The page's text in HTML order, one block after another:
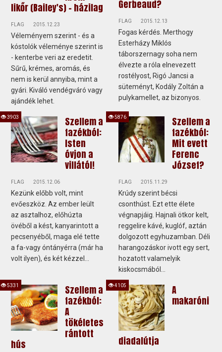
likőr (Bailey's) - házilag
FLAG 2015.12.23
Véleményem szerint - és a
kóstolók véleménye szerint is
- kenterbe veri az eredetit.
Sűrű, krémes, aromás, és
nem is kerül annyiba, mint a
gyári. Kiváló vendégváró vagy
ajándék lehet.
Gerbeaud?
FLAG 2015.12.13
Fogas kérdés. Merthogy
Esterházy Miklós
táborszernagy soha nem
élvezte a róla elnevezett
rostélyost, Rigó Jancsi a
süteményt, Kodály Zoltán a
pulykamellet, az bizonyos.
Szellem a
fazékból:
Isten
óvjon a
villától!
FLAG 2015.12.06
Kezünk előbb volt, mint
evőeszköz. Az ember leült
az asztalhoz, előhúzta
övéből a kést, kanyarintott a
pecsenyéből, maga elé tette
a fa-vagy óntányérra (már ha
volt ilyen), és két kézzel...
3903
Szellem a
fazékból:
Mit evett
Ferenc
József?
FLAG 2015.11.29
Krúdy szerint bécsi
csonthúst. Ezt ette élete
végnapjáig. Hajnali ötkor kelt,
reggelire kávé, kuglóf, aztán
dolgozott egyhuzamban. Déli
harangozáskor ivott egy sert,
hozatott valamelyik
kiskocsmából...
5876
Szellem a
fazékból:
A
tökéletes
rántott
hús
5331
A
makaróni
diadalútja
4105